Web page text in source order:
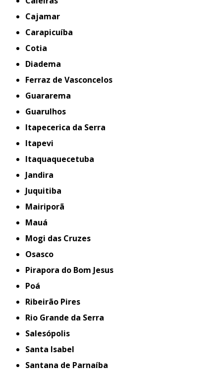
Cajamar
Carapicuíba
Cotia
Diadema
Ferraz de Vasconcelos
Guararema
Guarulhos
Itapecerica da Serra
Itapevi
Itaquaquecetuba
Jandira
Juquitiba
Mairiporã
Mauá
Mogi das Cruzes
Osasco
Pirapora do Bom Jesus
Poá
Ribeirão Pires
Rio Grande da Serra
Salesópolis
Santa Isabel
Santana de Parnaíba